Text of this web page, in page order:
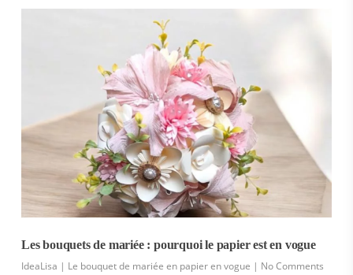
Les bouquets de mariée : pourquoi le papier est en vogue
IdeaLisa | Le bouquet de mariée en papier en vogue | No Comments